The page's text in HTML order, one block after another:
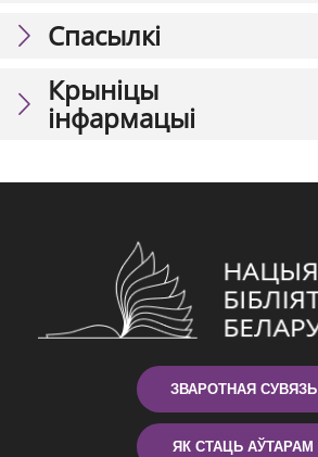
Спасылкі
Крыніцы
інфармацыі
ЗВАРОТНАЯ СУВЯЗЬ
ЯК СТАЦЬ АЎТАРАМ